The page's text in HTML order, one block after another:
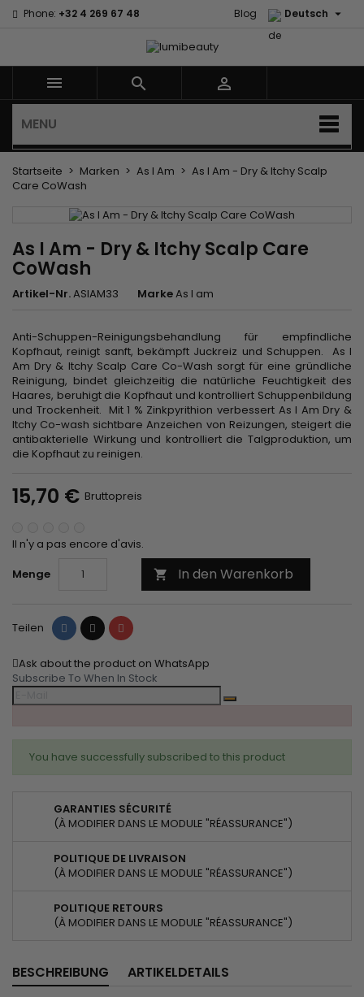
Phone: +32 4 269 67 48 Deutsch 
Blog
  
MENU
Startseite Marken As I Am
As I Am - Dry & Itchy Scalp
Care CoWash
As I Am - Dry & Itchy Scalp Care
CoWash
Artikel-Nr.ASIAM33 MarkeAs I am
Anti-Schuppen-Reinigungsbehandlung für empfindliche
Kopfhaut, reinigt sanft, bekämpft Juckreiz und Schuppen. As I
Am Dry & Itchy Scalp Care Co-Wash sorgt für eine gründliche
Reinigung, bindet gleichzeitig die natürliche Feuchtigkeit des
Haares, beruhigt die Kopfhaut und kontrolliert Schuppenbildung
und Trockenheit. Mit 1 % Zinkpyrithion verbessert As I Am Dry &
Itchy Co-wash sichtbare Anzeichen von Reizungen, steigert die
antibakterielle Wirkung und kontrolliert die Talgproduktion, um
die Kopfhaut zu reinigen.
15,70 € Bruttopreis
Il n'y a pas encore d'avis.
Menge
 In den Warenkorb
Teilen Teilen Tweet Pinterest
Ask about the product on WhatsApp
Subscribe To When In Stock
You have successfully subscribed to this product
GARANTIES SÉCURITÉ
(À MODIFIER DANS LE MODULE "RÉASSURANCE")
POLITIQUE DE LIVRAISON
(À MODIFIER DANS LE MODULE "RÉASSURANCE")
POLITIQUE RETOURS
(À MODIFIER DANS LE MODULE "RÉASSURANCE")
BESCHREIBUNG ARTIKELDETAILS